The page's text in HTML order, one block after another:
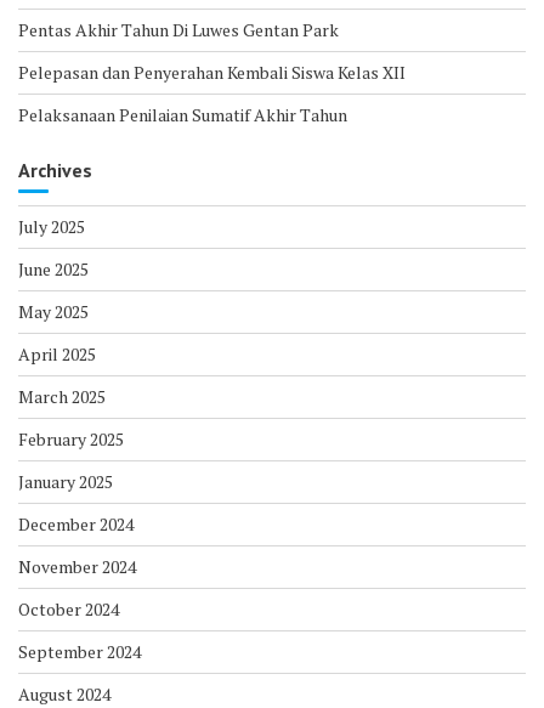
Pentas Akhir Tahun Di Luwes Gentan Park
Pelepasan dan Penyerahan Kembali Siswa Kelas XII
Pelaksanaan Penilaian Sumatif Akhir Tahun
Archives
July 2025
June 2025
May 2025
April 2025
March 2025
February 2025
January 2025
December 2024
November 2024
October 2024
September 2024
August 2024